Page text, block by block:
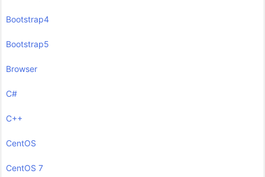
Bootstrap4
Bootstrap5
Browser
C#
C++
CentOS
CentOS 7